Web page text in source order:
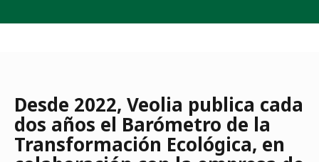
Desde 2022, Veolia publica cada
dos años el Barómetro de la
Transformación Ecológica, en